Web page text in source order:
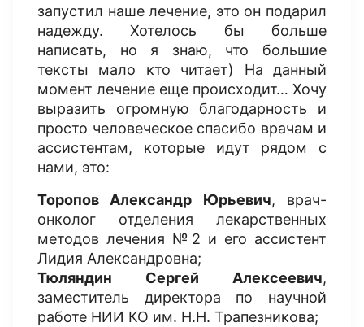
запустил наше лечение, это он подарил
надежду. Хотелось бы больше
написать, но я знаю, что большие
тексты мало кто читает) На данный
момент лечение еще происходит… Хочу
выразить огромную благодарность и
просто человеческое спасибо врачам и
ассистентам, которые идут рядом с
нами, это:
Торопов Александр Юрьевич, врач-
онколог отделения лекарственных
методов лечения №2 и его ассистент
Лидия Александровна;
Тюляндин Сергей Алексеевич,
заместитель директора по научной
работе НИИ КО им. Н.Н. Трапезникова;